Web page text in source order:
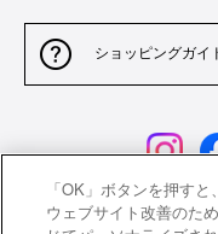
ショッピングガイ
「OK」ボタンを押す
ウェブサイト改善のた